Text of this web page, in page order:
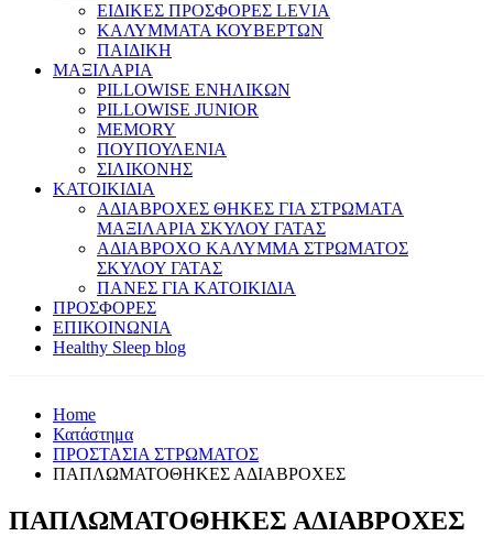
ΕΙΔΙΚΕΣ ΠΡΟΣΦΟΡΕΣ LEVIA
ΚΑΛΥΜΜΑΤΑ ΚΟΥΒΕΡΤΩΝ
ΠΑΙΔΙΚΗ
ΜΑΞΙΛΑΡΙΑ
PILLOWISE ΕΝΗΛΙΚΩΝ
PILLOWISE JUNIOR
MEMORY
ΠΟΥΠΟΥΛΕΝΙΑ
ΣΙΛΙΚΟΝΗΣ
ΚΑΤΟΙΚΙΔΙΑ
ΑΔΙΑΒΡΟΧΕΣ ΘΗΚΕΣ ΓΙΑ ΣΤΡΩΜΑΤΑ
ΜΑΞΙΛΑΡΙΑ ΣΚΥΛΟΥ ΓΑΤΑΣ
ΑΔΙΑΒΡΟΧΟ ΚΑΛΥΜΜΑ ΣΤΡΩΜΑΤΟΣ
ΣΚΥΛΟΥ ΓΑΤΑΣ
ΠΑΝΕΣ ΓΙΑ ΚΑΤΟΙΚΙΔΙΑ
ΠΡΟΣΦΟΡΕΣ
ΕΠΙΚΟΙΝΩΝΙΑ
Healthy Sleep blog
Home
Κατάστημα
ΠΡΟΣΤΑΣΙΑ ΣΤΡΩΜΑΤΟΣ
ΠΑΠΛΩΜΑΤΟΘΗΚΕΣ ΑΔΙΑΒΡΟΧΕΣ
ΠΑΠΛΩΜΑΤΟΘΗΚΕΣ ΑΔΙΑΒΡΟΧΕΣ